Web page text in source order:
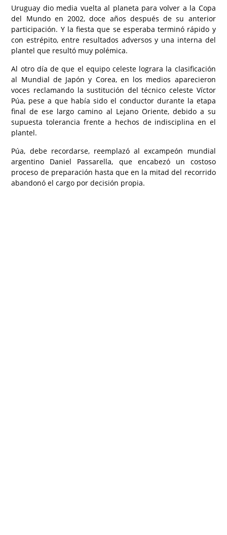
Uruguay dio media vuelta al planeta para volver a la Copa
del Mundo en 2002, doce años después de su anterior
participación. Y la fiesta que se esperaba terminó rápido y
con estrépito, entre resultados adversos y una interna del
plantel que resultó muy polémica.
Al otro día de que el equipo celeste lograra la clasificación
al Mundial de Japón y Corea, en los medios aparecieron
voces reclamando la sustitución del técnico celeste Víctor
Púa, pese a que había sido el conductor durante la etapa
final de ese largo camino al Lejano Oriente, debido a su
supuesta tolerancia frente a hechos de indisciplina en el
plantel.
Púa, debe recordarse, reemplazó al excampeón mundial
argentino Daniel Passarella, que encabezó un costoso
proceso de preparación hasta que en la mitad del recorrido
abandonó el cargo por decisión propia.